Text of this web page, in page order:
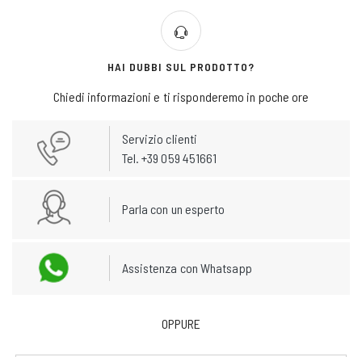
HAI DUBBI SUL PRODOTTO?
Chiedi informazioni e ti risponderemo in poche ore
Servizio clienti
Tel. +39 059 451661
Parla con un esperto
Assistenza con Whatsapp
OPPURE